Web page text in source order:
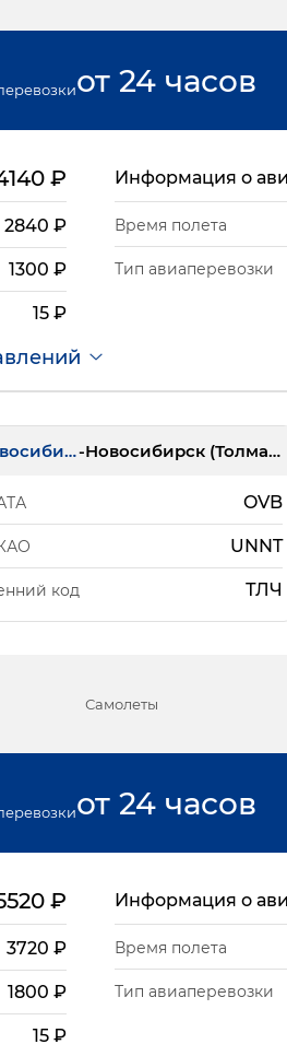
от 24 часов
₽
2840 ₽
1300 ₽
15₽
Информация о
Время полета
Тип авиаперевозки
Новосибирск- Новосибирск (Толмачёво)
OVB
UNNT
код ТЛЧ
Самолеты
от 24 часов
₽
3720 ₽
1800 ₽
15₽
Информация о
Время полета
Тип авиаперевозки